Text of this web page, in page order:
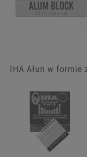
IHA Ałun w formie